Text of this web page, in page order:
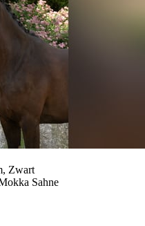
Zwart
Sahne